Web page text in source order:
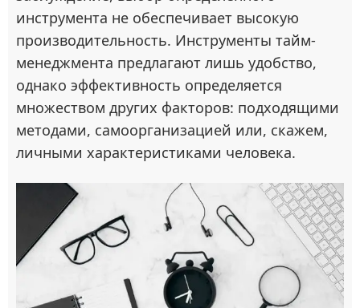
инструмента не обеспечивает высокую
производительность. Инструменты тайм-
менеджмента предлагают лишь удобство,
однако эффективность определяется
множеством других факторов: подходящими
методами, самоорганизацией или, скажем,
личными характеристиками человека.